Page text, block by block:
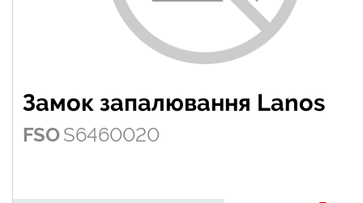
Замок запалювання Lanos
FSOS6460020